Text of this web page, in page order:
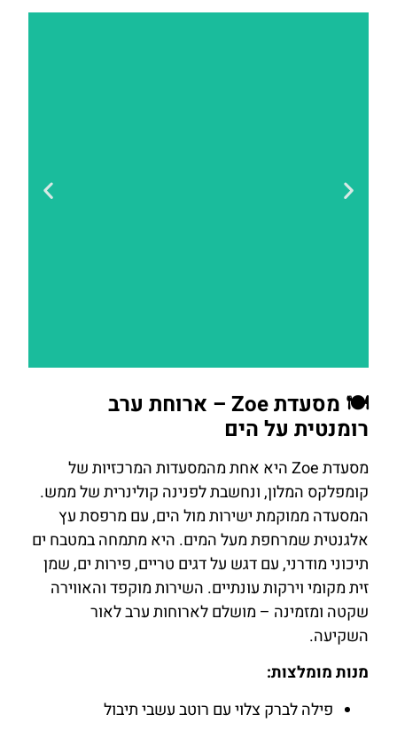
להזמנת
חדר במלון
לחצו
כאן
🍽️ מסעדת Zoe – ארוחת ערב
רומנטית על הים
מסעדת Zoe היא אחת מהמסעדות המרכזיות של
קומפלקס המלון, ונחשבת לפנינה קולינרית של ממש.
המסעדה ממוקמת ישירות מול הים, עם מרפסת עץ
אלגנטית שמרחפת מעל המים. היא מתמחה במטבח ים
תיכוני מודרני, עם דגש על דגים טריים, פירות ים, שמן
זית מקומי וירקות עונתיים. השירות מוקפד והאווירה
שקטה ומזמינה – מושלם לארוחות ערב לאור
השקיעה.
מנות מומלצות:
פילה לברק צלוי עם רוטב עשבי תיבול